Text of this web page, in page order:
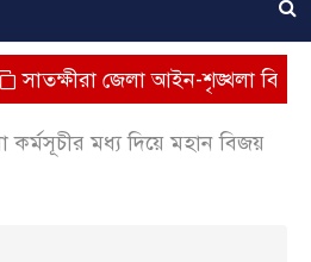
জেলা আইন-শৃঙ্খলা বিষয়ক
কর্মসূচীর মধ্য দিয়ে মহান বিজয়